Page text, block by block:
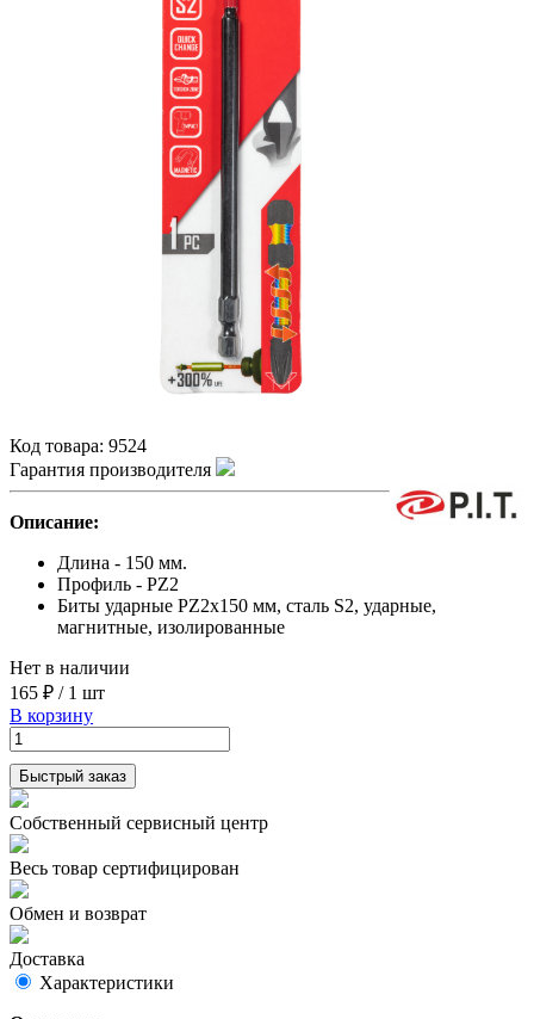
Код товара: 9524
Гарантия производителя
Описание:
Длина - 150 мм.
Профиль - PZ2
Биты ударные PZ2x150 мм, сталь S2, ударные,
магнитные, изолированные
Нет в наличии
165 ₽ / 1 шт
В корзину
Быстрый заказ
Собственный сервисный центр
Весь товар сертифицирован
Обмен и возврат
Доставка
Характеристики